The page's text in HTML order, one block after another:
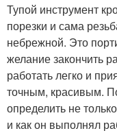
Тупой инструмент
порезки и сама
небрежной. Это
желание закончить
работать легко и
точным, красивым.
определить не
и как он выполнял